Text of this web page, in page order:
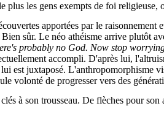
les gens exempts de foi religieuse,
apportées par le raisonnement
sûr. Le néo athéisme arrive plutôt
probably no God. Now stop
accompli. D'après lui,
est juxtaposé. L'anthropomorphisme
volonté de progresser vers des
à son trousseau. De flèches pour son